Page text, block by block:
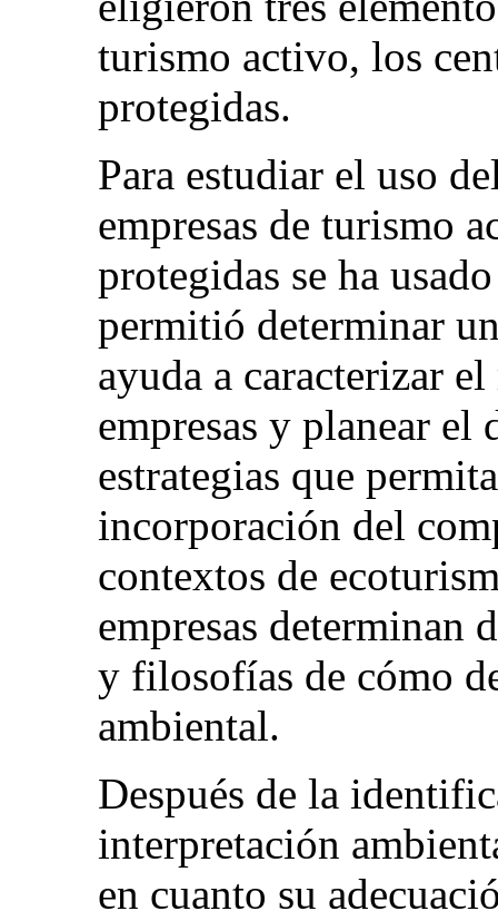
turismo activo, los
protegidas.
Para estudiar el uso
empresas de turismo
protegidas se ha
permitió determinar
ayuda a caracterizar
empresas y planear el
estrategias que
incorporación del
contextos de
empresas determinan
y filosofías de cómo
ambiental.
Después de la
interpretación
en cuanto su